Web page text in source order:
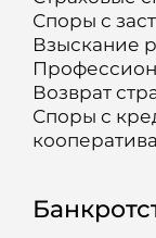
Споры с
Взыскание
Возврат
Споры с